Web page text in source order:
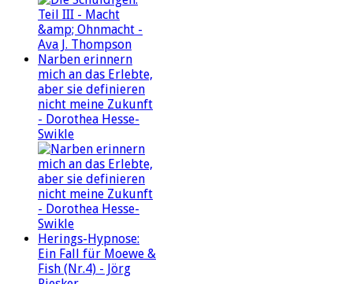
Narben erinnern
mich an das Erlebte,
aber sie definieren
nicht meine Zukunft
- Dorothea Hesse-
Swikle
Herings-Hypnose:
Ein Fall für Moewe &
Fish (Nr.4) - Jörg